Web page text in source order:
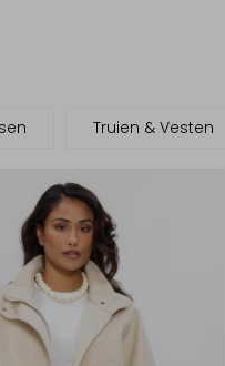
Truien & Vesten